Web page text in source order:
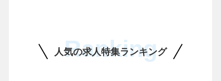
人気の求人特集ランキング
Ranking